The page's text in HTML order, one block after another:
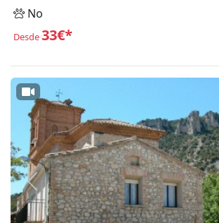
No
Desde33€*
Anterior